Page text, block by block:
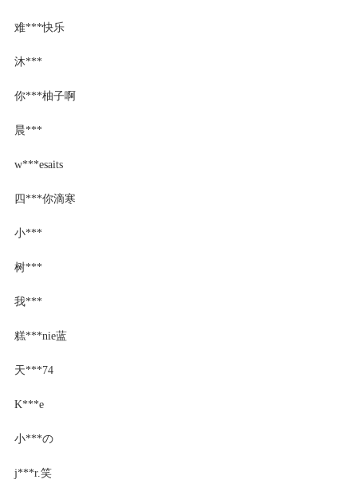
难***快乐
沐***
你***柚子啊
晨***
w***esaits
四***你滴寒
小***
树***
我***
糕***nie蓝
天***74
K***e
小***の
j***r.笑